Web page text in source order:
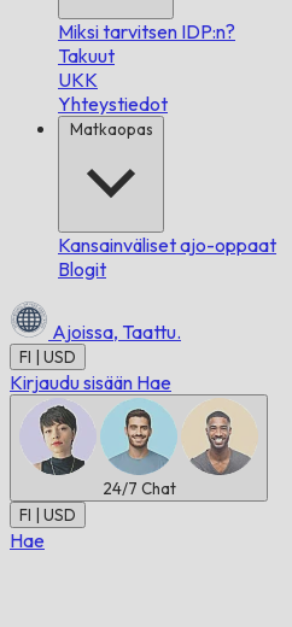
Miksi tarvitsen IDP:n?
Takuut
UKK
Yhteystiedot
Matkaopas
Kansainväliset ajo-oppaat
Blogit
Ajoissa, Taattu.
FI | USD
Kirjaudu sisään Hae
24/7 Chat
FI | USD
Hae